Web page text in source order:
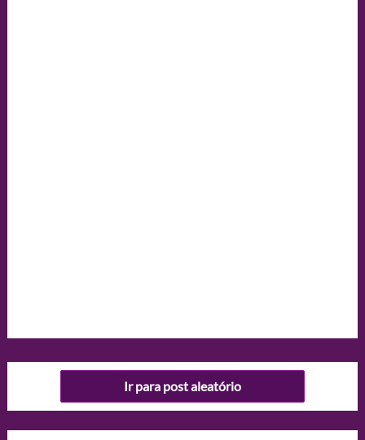
Ir para post aleatório